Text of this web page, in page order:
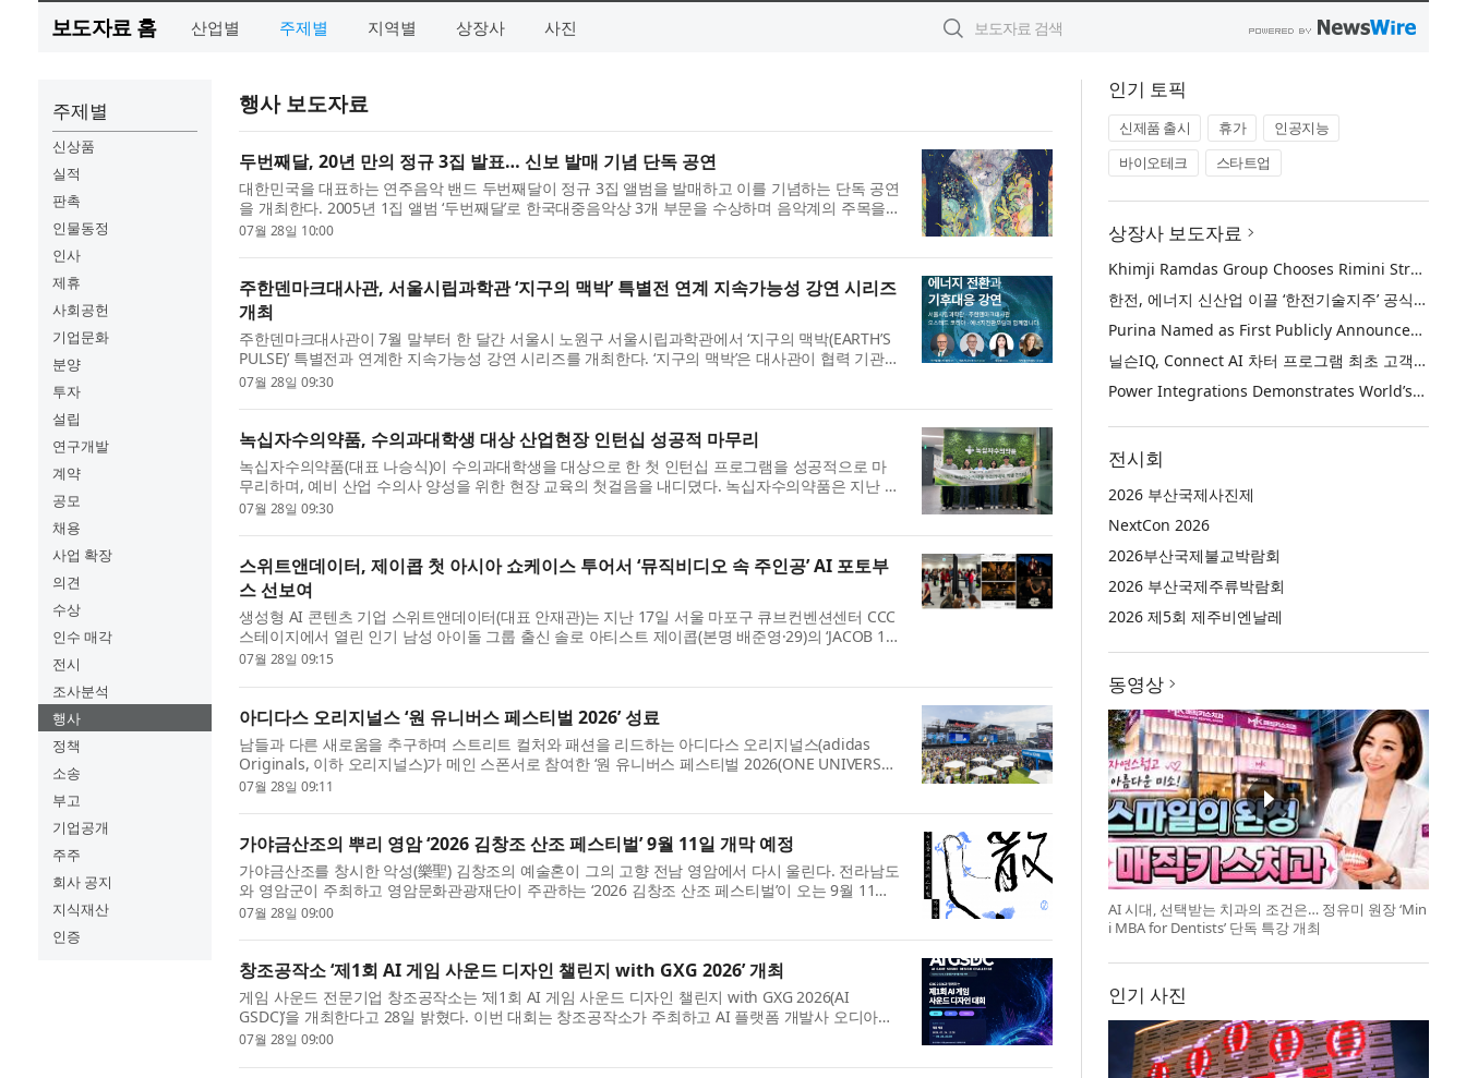
보도자료 홈 산업별 주제별 지역별 상장사 사진
주제별
신상품
실적
판촉
인물동정
인사
제휴
사회공헌
기업문화
분양
투자
설립
연구개발
계약
공모
채용
사업 확장
의견
수상
인수 매각
전시
조사분석
행사
정책
소송
부고
기업공개
주주
회사 공지
지식재산
인증
행사 보도자료
두번째달, 20년 만의 정규 3집 발표… 신보 발매 기념 단독 공연
대한민국을 대표하는 연주음악 밴드 두번째달이 정규 3집 앨범을 발매하고 이를 기념하는 단독 공연
을 개최한다. 2005년 1집 앨범 ‘두번째달’로 한국대중음악상 3개 부문을 수상하며 음악계의 주목을
받은 두번째달은 20년이 넘는 시간 동안 독창적인 감성을 담은 다...
07월 28일 10:00
주한덴마크대사관, 서울시립과학관 ‘지구의 맥박’ 특별전 연계 지속가능성 강연 시리즈
개최
주한덴마크대사관이 7월 말부터 한 달간 서울시 노원구 서울시립과학관에서 ‘지구의 맥박(EARTH’S
PULSE)’ 특별전과 연계한 지속가능성 강연 시리즈를 개최한다. ‘지구의 맥박’은 대사관이 협력 기관으
로 참여한 전시로, 대사관은 이번 연계 강연 시리즈를 통해 전시...
07월 28일 09:30
녹십자수의약품, 수의과대학생 대상 산업현장 인턴십 성공적 마무리
녹십자수의약품(대표 나승식)이 수의과대학생을 대상으로 한 첫 인턴십 프로그램을 성공적으로 마
무리하며, 예비 산업 수의사 양성을 위한 현장 교육의 첫걸음을 내디뎠다. 녹십자수의약품은 지난 7
월 20일부터 24일까지 5일간 경기도 용인 본사와 충청남도 예산캠퍼...
07월 28일 09:30
스위트앤데이터, 제이콥 첫 아시아 쇼케이스 투어서 ‘뮤직비디오 속 주인공’ AI 포토부
스 선보여
생성형 AI 콘텐츠 기업 스위트앤데이터(대표 안재관)는 지난 17일 서울 마포구 큐브컨벤션센터 CCC
스테이지에서 열린 인기 남성 아이돌 그룹 출신 솔로 아티스트 제이콥(본명 배준영·29)의 ‘JACOB 1st
Asia Showcase: More Than Words Tour 2026 in Seoul’에서 팬 참...
07월 28일 09:15
아디다스 오리지널스 ‘원 유니버스 페스티벌 2026’ 성료
남들과 다른 새로움을 추구하며 스트리트 컬처와 패션을 리드하는 아디다스 오리지널스(adidas
Originals, 이하 오리지널스)가 메인 스폰서로 참여한 ‘원 유니버스 페스티벌 2026(ONE UNIVERSE
FESTIVAL 2026, 이하 OUF 2026)’을 성황리에 마쳤다고 밝혔다. 올해로 4...
07월 28일 09:11
가야금산조의 뿌리 영암 ‘2026 김창조 산조 페스티벌’ 9월 11일 개막 예정
가야금산조를 창시한 악성(樂聖) 김창조의 예술혼이 그의 고향 전남 영암에서 다시 울린다. 전라남도
와 영암군이 주최하고 영암문화관광재단이 주관하는 ‘2026 김창조 산조 페스티벌’이 오는 9월 11일
(금)부터 12일(토)까지 이틀간 영암군 일원 세 곳(빛찬광장·가야...
07월 28일 09:00
창조공작소 ‘제1회 AI 게임 사운드 디자인 챌린지 with GXG 2026’ 개최
게임 사운드 전문기업 창조공작소는 ‘제1회 AI 게임 사운드 디자인 챌린지 with GXG 2026(AI
GSDC)’을 개최한다고 28일 밝혔다. 이번 대회는 창조공작소가 주최하고 AI 플랫폼 개발사 오디아와
인디 뮤지션 플랫폼 라이커스가 공동 주관하며, GXG 2026, 컴투스플랫폼...
07월 28일 09:00
인기 토픽
신제품 출시 휴가
인공지능
바이오테크
스타트업
상장사 보도자료
Khimji Ramdas Group Chooses Rimini Street to Reduce SAP Support Costs, Protect 700+ Customizations and Reinvest Savings in Innovation
한전, 에너지 신산업 이끌 ‘한전기술지주’ 공식 출범
Purina Named as First Publicly Announced NIQ ConnectAI Charter Client
닐슨IQ, Connect AI 차터 프로그램 최초 고객사 ‘퓨리나’ 선정
Power Integrations Demonstrates World’s First 2200 V GaN Technology for Next-Era High-Voltage Power Systems
전시회
2026 부산국제사진제
NextCon 2026
2026부산국제불교박람회
2026 부산국제주류박람회
2026 제5회 제주비엔날레
동영상
AI 시대, 선택받는 치과의 조건은… 정유미 원장 ‘Min
i MBA for Dentists’ 단독 특강 개최
인기 사진